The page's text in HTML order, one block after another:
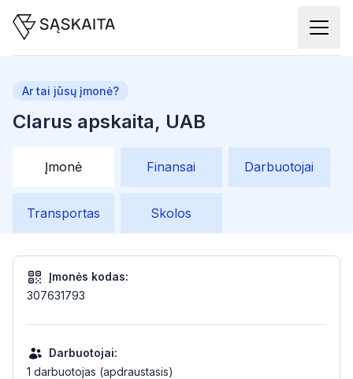
Clarus apskaita, UAB
Ar tai jūsų įmonė?
Įmonė Finansai Darbuotojai
Transportas Skolos
Įmonės kodas:
307631793
Darbuotojai:
1 darbuotojas (apdraustasis)